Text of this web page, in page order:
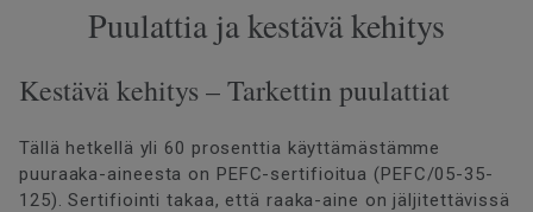
Puulattia ja kestävä kehitys
Kestävä kehitys – Tarkettin puulattiat
Tällä hetkellä yli 60 prosenttia käyttämästämme
puuraaka-aineesta on PEFC-sertifioitua (PEFC/05-35-
125). Sertifiointi takaa, että raaka-aine on jäljitettävissä